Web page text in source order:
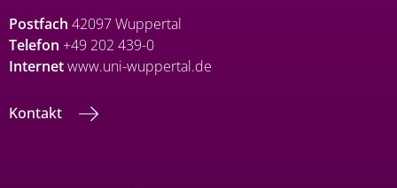
Postfach 42097 Wuppertal
Telefon +49 202 439-0
Internetwww.uni-wuppertal.de
Kontakt